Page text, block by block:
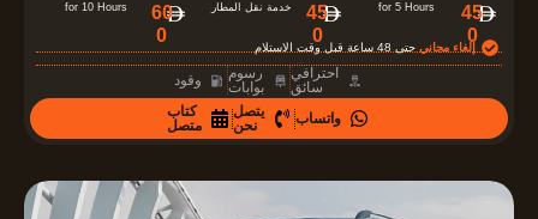
e
4
7
o
‏45
0
for 5 Hours
‏45
0
خدمة نقل المطار
‏60
0
for 10 Hours
إلغاء مجانيحتى 48 ساعة قبل وقت الاستلام
احترافي
سائق
رسوم
بوابات
وقود
واتساب
يتصل
نحن
كتاب
متصل